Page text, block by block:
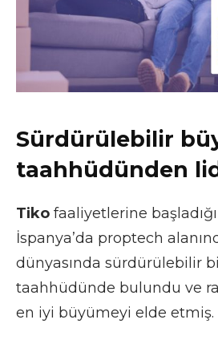
Sürdürülebilir
taahhüdünden
Tiko faaliyetlerine
İspanya’da proptech
dünyasında sürdürülebilir
taahhüdünde bulundu ve
en iyi büyümeyi elde etmiş.